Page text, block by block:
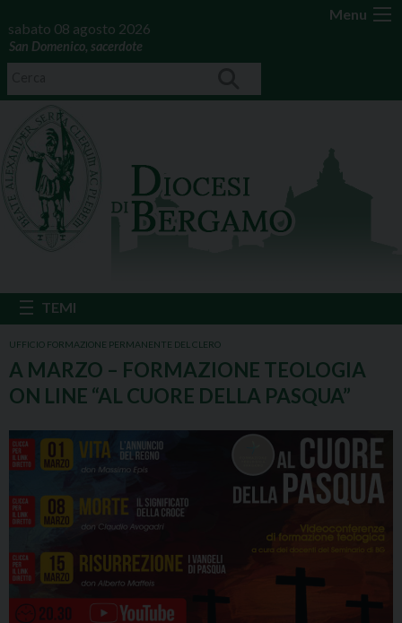
Menu
sabato 08 agosto 2026
San Domenico, sacerdote
UFFICIO FORMAZIONE PERMANENTE DEL CLERO
A MARZO – FORMAZIONE TEOLOGIA
ON LINE “AL CUORE DELLA PASQUA”